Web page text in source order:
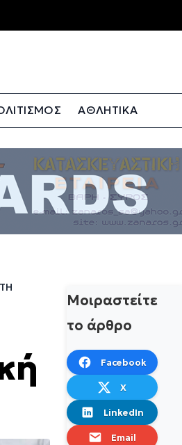
ΑΘΛΗΤΙΚΑ
Μοιραστείτε
το άρθρο
Facebook
X
LinkedIn
Email